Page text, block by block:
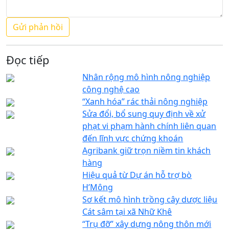
Đọc tiếp
Nhân rộng mô hình nông nghiệp
công nghệ cao
“Xanh hóa” rác thải nông nghiệp
Sửa đổi, bổ sung quy định về xử
phạt vi phạm hành chính liên quan
đến lĩnh vực chứng khoán
Agribank giữ trọn niềm tin khách
hàng
Hiệu quả từ Dự án hỗ trợ bò
H’Mông
Sơ kết mô hình trồng cây dược liệu
Cát sâm tại xã Nhữ Khê
“Trụ đỡ” xây dựng nông thôn mới